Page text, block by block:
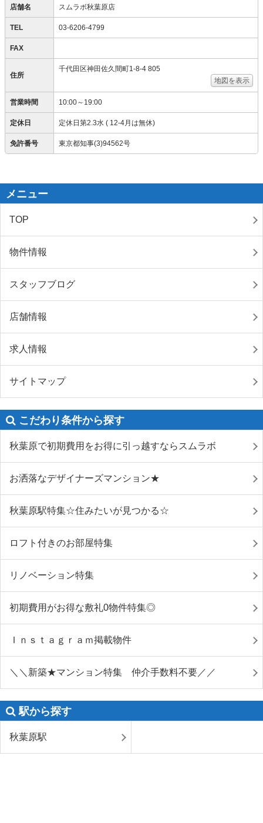
店舗名 スムラボ秋葉原店
TEL 03-6206-4799
FAX
住所
千代田区神田佐久間町1-8-4 805
地図を表示
営業時間 10:00～19:00
定休日 定休日第2.3水 ( 12-4月は無休)
免許番号 東京都知事(3)94562号
メニュー
TOP
物件情報
スタッフブログ
店舗情報
求人情報
サイトマップ
こだわり条件から探す
秋葉原で初期費用をお得に引っ越すならスムラボ
お洒落なデザイナーズマンション★
秋葉原駅特集☆住みたいが見つかる☆
ロフト付きのお部屋特集
リノベーション特集
初期費用がお得な敷礼0物件特集◎
Ｉｎｓｔａｇｒａｍ掲載物件
＼＼新築★マンション特集 仲介手数料不要／／
駅から探す
秋葉原駅